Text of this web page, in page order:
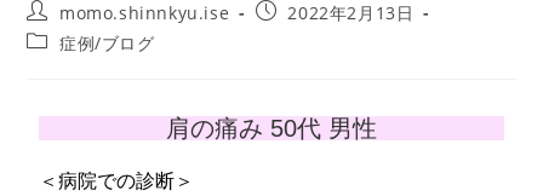
momo.shinnkyu.ise
2022年2月13日
症例/ブログ
肩の痛み 50代 男性
＜病院での診断＞